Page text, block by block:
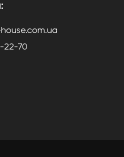
22-70